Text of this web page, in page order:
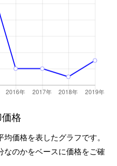
格
価格を表したグラフです。
なのかをベースに価格をご確